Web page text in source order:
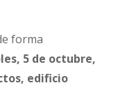
forma
5 de octubre,
edificio